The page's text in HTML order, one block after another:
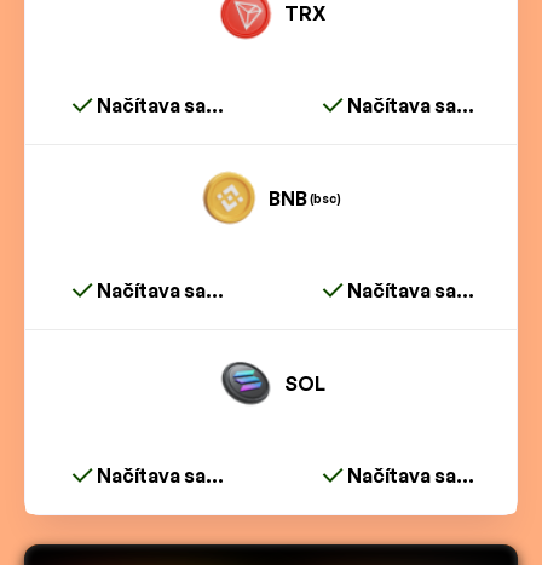
TRX
Načítava sa... Načítava sa...
BNB(bsc)
Načítava sa... Načítava sa...
SOL
Načítava sa... Načítava sa...